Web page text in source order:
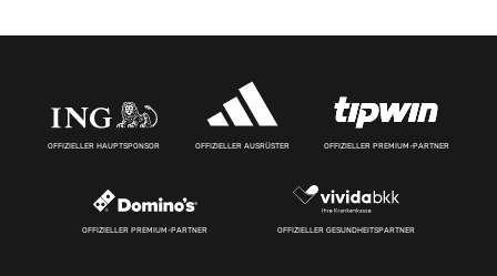
OFFIZIELLER HAUPTSPONSOR OFFIZIELLER AUSRÜSTER OFFIZIELLER PREMIUM-PARTNER
OFFIZIELLER PREMIUM-PARTNER OFFIZIELLER GESUNDHEITSPARTNER